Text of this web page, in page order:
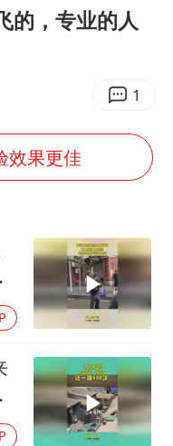
高县发生4.9级地震
开着更省电”不实
买深色蛋糕”
985博士后被曝在妻子孕期出轨后续
如何把百年大党建设得更加坚强有力？
的，专业的人
1
效果更佳